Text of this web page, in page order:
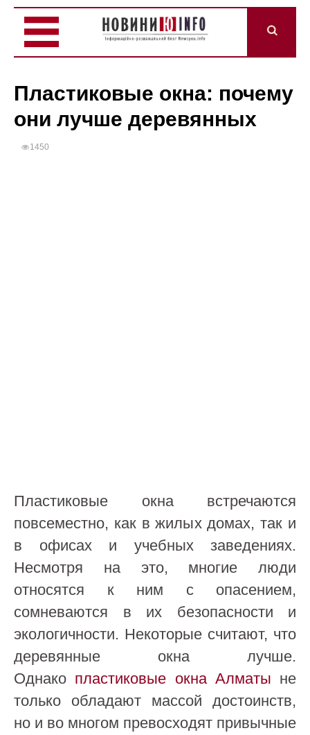
Пластиковые окна: почему
они лучше деревянных
1450
Пластиковые окна встречаются
повсеместно, как в жилых домах, так и
в офисах и учебных заведениях.
Несмотря на это, многие люди
относятся к ним с опасением,
сомневаются в их безопасности и
экологичности. Некоторые считают, что
деревянные окна лучше.
Однако пластиковые окна Алматы не
только обладают массой достоинств,
но и во многом превосходят привычные